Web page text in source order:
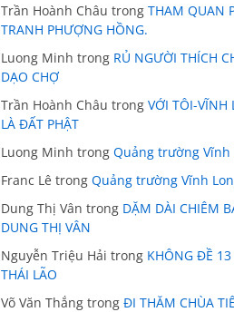
Trần Hoành Châu trong THAM QUAN
TRANH PHƯỢNG HỒNG.
Luong Minh trong RỦ NGƯỜI THÍCH
DẠO CHỢ
Trần Hoành Châu trong VỚI TÔI-VĨNH
LÀ ĐẤT PHẬT
Luong Minh trong Quảng trường Vĩnh
Franc Lê trong Quảng trường Vĩnh
Dung Thị Vân trong DẶM DÀI CHIÊM
DUNG THỊ VÂN
Nguyễn Triệu Hải trong KHÔNG ĐỀ 13
THÁI LÃO
Võ Văn Thắng trong ĐI THĂM CHÙA